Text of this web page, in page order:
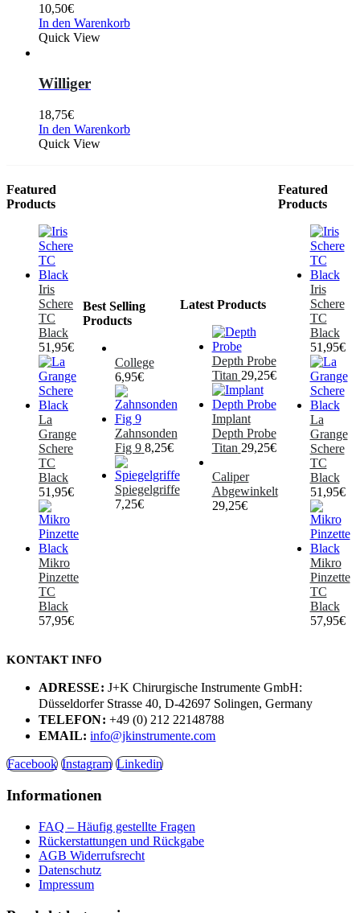
10,50€
In den Warenkorb
Quick View
Williger
18,75€
In den Warenkorb
Quick View
Featured
Products
Iris
Schere
TC
Black
51,95€
La
Grange
Schere
TC
Black
51,95€
Mikro
Pinzette
TC
Black
57,95€
Best Selling
Products
College
6,95€
Zahnsonden
Fig 9 8,25€
Spiegelgriffe
7,25€
Latest Products
Depth Probe
Titan 29,25€
Implant
Depth Probe
Titan 29,25€
Caliper
Abgewinkelt
29,25€
Featured
Products
Iris
Schere
TC
Black
51,95€
La
Grange
Schere
TC
Black
51,95€
Mikro
Pinzette
TC
Black
57,95€
KONTAKT INFO
ADRESSE: J+K Chirurgische Instrumente GmbH:
Düsseldorfer Strasse 40, D-42697 Solingen, Germany
TELEFON: +49 (0) 212 22148788
EMAIL: info@jkinstrumente.com
Facebook Instagram Linkedin
Informationen
FAQ – Häufig gestellte Fragen
Rückerstattungen und Rückgabe
AGB Widerrufsrecht
Datenschutz
Impressum